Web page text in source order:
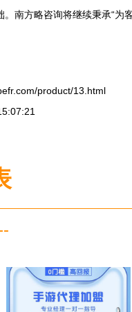
南方略咨询将继续秉承“为
product/13.html